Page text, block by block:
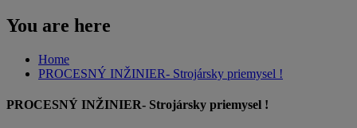
You are here
Home
PROCESNÝ INŽINIER- Strojársky priemysel !
PROCESNÝ INŽINIER- Strojársky priemysel !